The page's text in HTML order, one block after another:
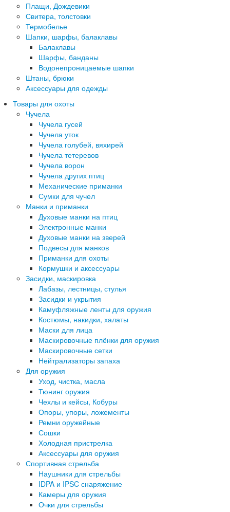
Плащи, Дождевики
Свитера, толстовки
Термобелье
Шапки, шарфы, балаклавы
Балаклавы
Шарфы, банданы
Водонепроницаемые шапки
Штаны, брюки
Аксессуары для одежды
Товары для охоты
Чучела
Чучела гусей
Чучела уток
Чучела голубей, вяхирей
Чучела тетеревов
Чучела ворон
Чучела других птиц
Механические приманки
Сумки для чучел
Манки и приманки
Духовые манки на птиц
Электронные манки
Духовые манки на зверей
Подвесы для манков
Приманки для охоты
Кормушки и аксессуары
Засидки, маскировка
Лабазы, лестницы, стулья
Засидки и укрытия
Камуфляжные ленты для оружия
Костюмы, накидки, халаты
Маски для лица
Маскировочные плёнки для оружия
Маскировочные сетки
Нейтрализаторы запаха
Для оружия
Уход, чистка, масла
Тюнинг оружия
Чехлы и кейсы, Кобуры
Опоры, упоры, ложементы
Ремни оружейные
Сошки
Холодная пристрелка
Аксессуары для оружия
Спортивная стрельба
Наушники для стрельбы
IDPA и IPSC снаряжение
Камеры для оружия
Очки для стрельбы